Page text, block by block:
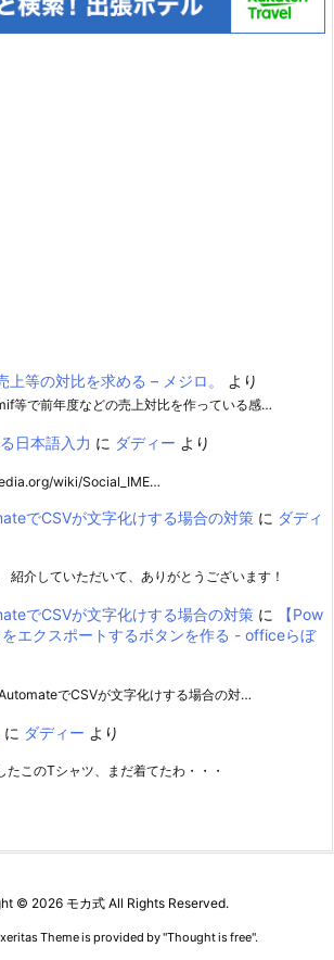
上等の対比を求める – メジロ。 より
等で前年度などの売上対比を作っている感…
日本語入力 に ダディー より
wiki/Social_IME…
でCSVが文字化けする場合の対策に ダディ
介していただいて、ありがとうございます！
でCSVが文字化けする場合の対策に
【Pow
エクスポートするボタンを作る - officeらぼ
でCSVが文字化けする場合の対…
に ダディー より
このTシャツ、まだ着てたわ・・・
© 2026 モカ式 All Rights Reserved.
Theme is provided by "Thought is free".